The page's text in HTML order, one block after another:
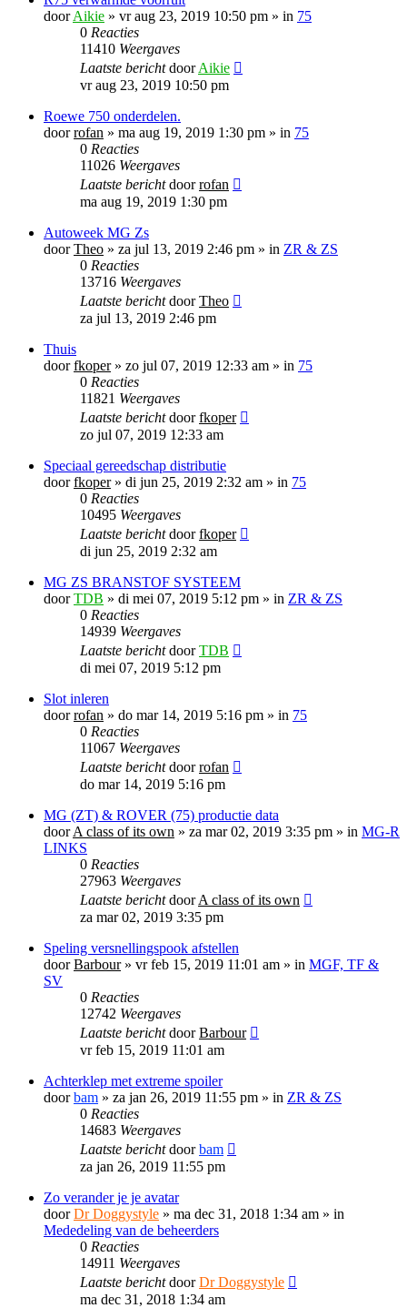
doorAikie » vr aug 23, 2019 10:50 pm » in 75
0 Reacties
11410 Weergaves
Laatste berichtdoorAikie
vr aug 23, 2019 10:50 pm
Roewe 750 onderdelen.
doorrofan » ma aug 19, 2019 1:30 pm » in 75
0 Reacties
11026 Weergaves
Laatste berichtdoorrofan
ma aug 19, 2019 1:30 pm
Autoweek MG Zs
doorTheo » za jul 13, 2019 2:46 pm » in ZR & ZS
0 Reacties
13716 Weergaves
Laatste berichtdoorTheo
za jul 13, 2019 2:46 pm
Thuis
doorfkoper» zo jul 07, 2019 12:33 am » in 75
0 Reacties
11821 Weergaves
Laatste berichtdoorfkoper
zo jul 07, 2019 12:33 am
Speciaal gereedschap distributie
doorfkoper» di jun 25, 2019 2:32 am » in 75
0 Reacties
10495 Weergaves
Laatste berichtdoorfkoper
di jun 25, 2019 2:32 am
MG ZS BRANSTOF SYSTEEM
doorTDB » di mei 07, 2019 5:12 pm » in ZR & ZS
0 Reacties
14939 Weergaves
Laatste berichtdoorTDB
di mei 07, 2019 5:12 pm
Slot inleren
doorrofan » do mar 14, 2019 5:16 pm » in 75
0 Reacties
11067 Weergaves
Laatste berichtdoorrofan
do mar 14, 2019 5:16 pm
MG (ZT) & ROVER (75) productie data
doorA class of its own » za mar 02, 2019 3:35 pm » in MG-R
LINKS
0 Reacties
27963 Weergaves
Laatste berichtdoorA class of its own
za mar 02, 2019 3:35 pm
Speling versnellingspook afstellen
doorBarbour» vr feb 15, 2019 11:01 am » in MGF, TF &
SV
0 Reacties
12742 Weergaves
Laatste berichtdoorBarbour
vr feb 15, 2019 11:01 am
Achterklep met extreme spoiler
doorbam » za jan 26, 2019 11:55 pm » in ZR & ZS
0 Reacties
14683 Weergaves
Laatste berichtdoorbam
za jan 26, 2019 11:55 pm
Zo verander je je avatar
doorDr Doggystyle » ma dec 31, 2018 1:34 am » in
Mededeling van de beheerders
0 Reacties
14911 Weergaves
Laatste berichtdoorDr Doggystyle
ma dec 31, 2018 1:34 am